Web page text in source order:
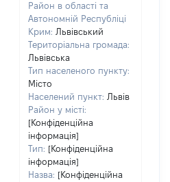
Район в області та
Автономній Республіці
Крим: Львівський
Територіальна громада:
Львівська
Тип населеного пункту:
Місто
Населений пункт: Львів
Район у місті:
[Конфіденційна
інформація]
Тип: [Конфіденційна
інформація]
Назва: [Конфіденційна